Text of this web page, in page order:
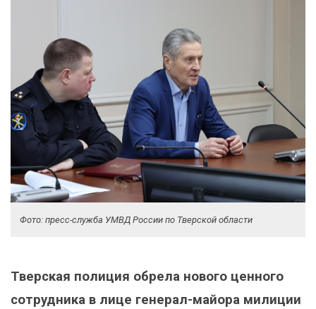
Фото: пресс-служба УМВД России по Тверской области
Тверская полиция обрела нового ценного
сотрудника в лице генерал-майора милиции